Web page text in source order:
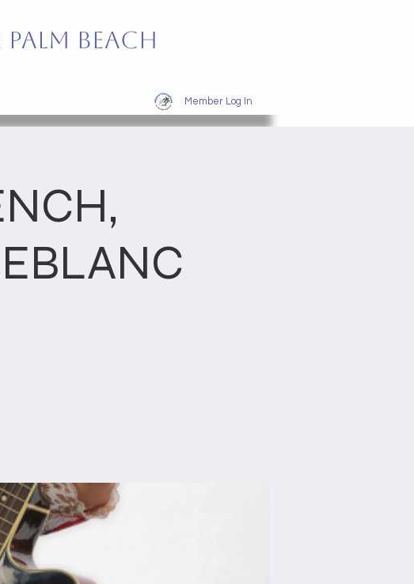
Palm Beach
Member Log In